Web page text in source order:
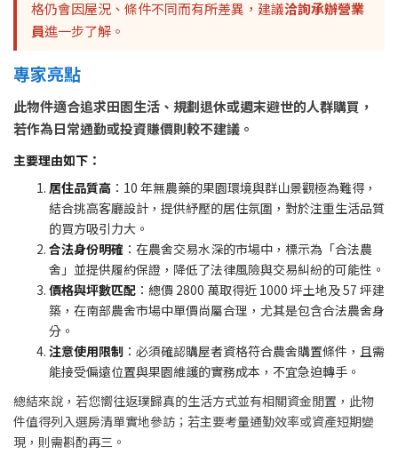
格仍會因屋況、條件不同而有所差異，建議洽詢承辦營業
員進一步了解。
專家亮點
此物件適合追求田園生活、規劃退休或週末避世的人群購買，
若作為日常通勤或投資賺價則較不建議。
主要理由如下：
居住品質高 ：10 年無農藥的果園環境與群山景觀極為難得，
結合挑高客廳設計，提供紓壓的居住氛圍，對於注重生活品質
的買方吸引力大。
合法身份明確 ：在農舍交易水深的市場中，標示為「合法農
舍」並提供履約保證，降低了法律風險與交易糾紛的可能性。
價格與坪數匹配 ：總價 2800 萬取得近 1000 坪土地及 57 坪建
築，在南部農舍市場中單價尚屬合理，尤其是包含合法農舍身
分。
注意使用限制 ：必須確認購屋者資格符合農舍購置條件，且需
能接受偏遠位置與果園維護的實務成本，不宜急迫轉手。
總結來說，若您嚮往返璞歸真的生活方式並有相關資金閒置，此物
件值得列入選房清單實地參訪；若主要考量通勤效率或資產短期變
現，則需斟酌再三。